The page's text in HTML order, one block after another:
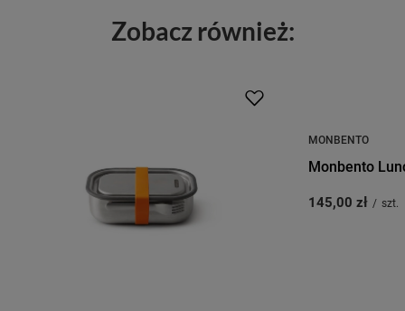
Zobacz również:
MONBENTO
Monbento
145,00 zł / szt.